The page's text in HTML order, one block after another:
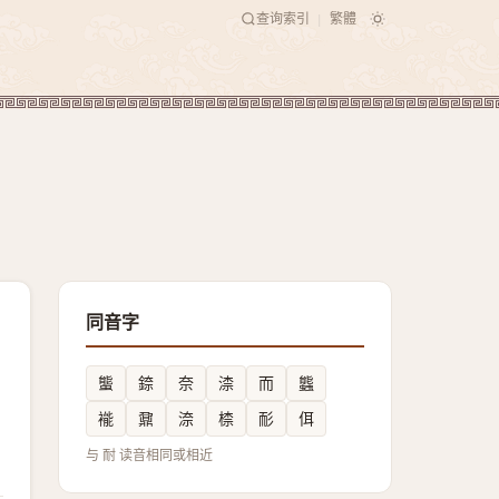
查询索引 繁體
同音字
螚 錼 奈 渿 而
䘅
褦
鼐 㴎 㮏 耏 佴
与 耐 读音相同或相近